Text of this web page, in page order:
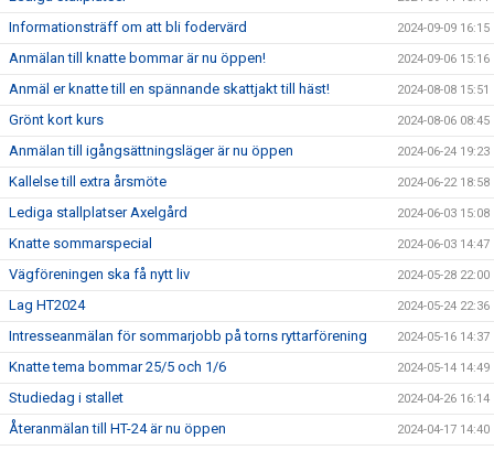
Informationsträff om att bli fodervärd 2024-09-09 16:15
Anmälan till knatte bommar är nu öppen! 2024-09-06 15:16
Anmäl er knatte till en spännande skattjakt till häst! 2024-08-08 15:51
Grönt kort kurs 2024-08-06 08:45
Anmälan till igångsättningsläger är nu öppen 2024-06-24 19:23
Kallelse till extra årsmöte 2024-06-22 18:58
Lediga stallplatser Axelgård 2024-06-03 15:08
Knatte sommarspecial 2024-06-03 14:47
Vägföreningen ska få nytt liv 2024-05-28 22:00
Lag HT2024 2024-05-24 22:36
Intresseanmälan för sommarjobb på torns ryttarförening 2024-05-16 14:37
Knatte tema bommar 25/5 och 1/6 2024-05-14 14:49
Studiedag i stallet 2024-04-26 16:14
Återanmälan till HT-24 är nu öppen 2024-04-17 14:40